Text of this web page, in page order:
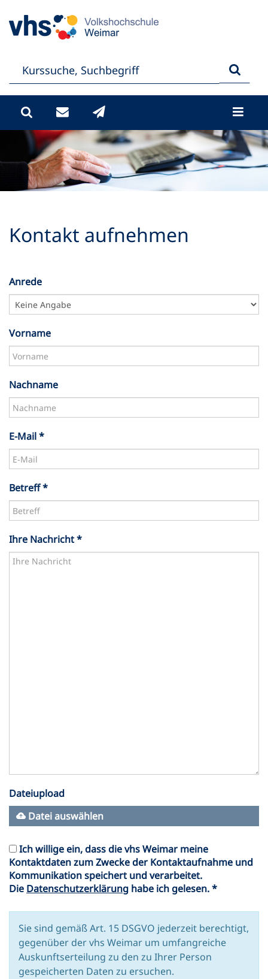
Kontakt aufnehmen
Anrede
Vorname
Nachname
E-Mail *
Betreff *
Ihre Nachricht *
Dateiupload
Datei auswählen
Ich willige ein, dass die vhs Weimar meine
Kontaktdaten zum Zwecke der Kontaktaufnahme und
Kommunikation speichert und verarbeitet.
Die Datenschutzerklärung habe ich gelesen. *
Sie sind gemäß Art. 15 DSGVO jederzeit berechtigt,
gegenüber der vhs Weimar um umfangreiche
Auskunftserteilung zu den zu Ihrer Person
gespeicherten Daten zu ersuchen.